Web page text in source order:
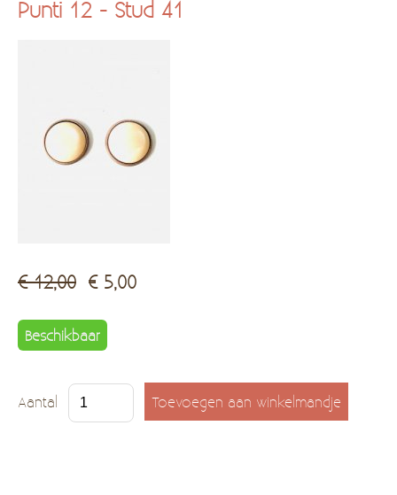
Punti 12 - Stud 41
€ 12,00 € 5,00
Beschikbaar
Aantal